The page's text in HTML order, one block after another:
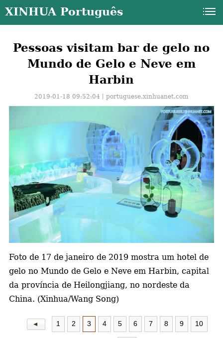
XINHUA Português
Pessoas visitam bar de gelo no
Mundo de Gelo e Neve em
Harbin
2019-01-18 09:52:04丨portuguese.xinhuanet.com
Foto de 17 de janeiro de 2019 mostra um hotel de
gelo no Mundo de Gelo e Neve em Harbin, capital
da província de Heilongjiang, no nordeste da
China. (Xinhua/Wang Song)
1 2 3 4 5 6 7 8 9 10